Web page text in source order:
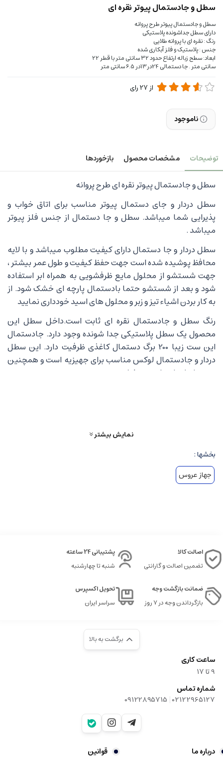
سطل و جادستمال پیوتر نقره ای
سطل و جادستمال پیوتر طرح پروانه
دارای سطل جداشونده پلاستیکی
رنگ : نقره ای با پروانه طلایی
جنس : پلاستیک و فلز آبکاری شده
ابعاد: سطح زباله ارتفاع حدود 32 سانتی متر با قطر 22
سانتی متر . جا دستمالی 24در13در 6.5 سانتی متر
از 27رای
ناموجود
توضیحات مشخصات محصول بازخوردها
سطل و جادستمال پیوتر نقره ای طرح پروانه
سطل دردار و جای دستمال پیوتر مناسب برای اتاق خواب و
پذیرایی شما میباشد. سطل و جا دستمال از جنس فلز پیوتر
میباشد .
سطل دردار و جا دستمالدارای کیفیت مطلوب میباشد و با لایه
محافظ پوشیده شده است جهت حفظ کیفیت و طول عمر بیشتر ،
جهت شستشو از محلول مایع ظرفشویی به همراه ابر استفاده
شود و بعد از شستشو حتما بادستمال پارچه ای خشک شود. از
به کار بردن اشیاء تیز و زبر و محلول های اسید خودداری نمایید
رنگ سطل و جادستمال نقره ای ثابت است.داخل سطل این
محصول یک سطل پلاستیکی جدا شونده وجود دارد. جادستمال
این ست زیبا 200 برگ دستمال کاغذی ظرفیت دارد. این سطل
دردار و جادستمال لوکس مناسب برای جهیزیه است و همچنین
به منزل شما زیبایی میبخشد.
نمایش بیشتر
بخشها :
جهاز عروس
اصالت کالا
تضمین اصالت و گارانتی
پشتیبانی 24 ساعته
شنبه تا چهارشنبه
ضمانت بازگشت وجه
بازگرداندن وجه در ۷ روز
تحویل اکسپرس
سراسر ایران
برگشت به بالا
ساعت کاری
9‌ تا ۱۷
شماره تماس
02122965127
|
09122895715
درباره ما قوانین